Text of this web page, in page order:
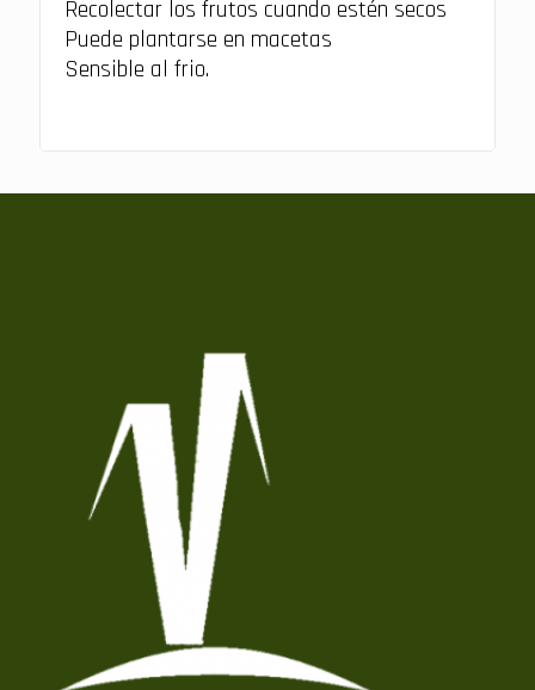
Recolectar los frutos cuando estén secos
Puede plantarse en macetas
Sensible al frio.